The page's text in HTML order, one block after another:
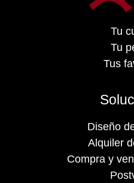
Tu
Tu
Tus
Diseño
Alquiler
Compra y